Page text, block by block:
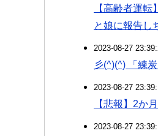
【高齢者運
と娘に報告し
2023-08-27
彡(^)(^) 「練
2023-08-27
【悲報】2か
2023-08-27